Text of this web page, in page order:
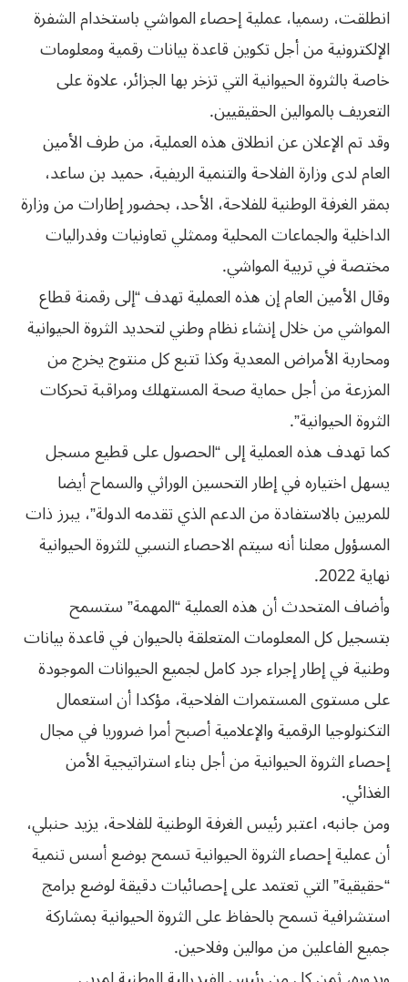
انطلقت، رسميا، عملية إحصاء المواشي باستخدام الشفرة
الإلكترونية من أجل تكوين قاعدة بيانات رقمية ومعلومات
خاصة بالثروة الحيوانية التي تزخر بها الجزائر، علاوة على
التعريف بالموالين الحقيقيين.
وقد تم الإعلان عن انطلاق هذه العملية، من طرف الأمين
العام لدى وزارة الفلاحة والتنمية الريفية، حميد بن ساعد،
بمقر الغرفة الوطنية للفلاحة، الأحد، بحضور إطارات من وزارة
الداخلية والجماعات المحلية وممثلي تعاونيات وفدراليات
مختصة في تربية المواشي.
وقال الأمين العام إن هذه العملية تهدف “إلى رقمنة قطاع
المواشي من خلال إنشاء نظام وطني لتحديد الثروة الحيوانية
ومحاربة الأمراض المعدية وكذا تتبع كل منتوج يخرج من
المزرعة من أجل حماية صحة المستهلك ومراقبة تحركات
الثروة الحيوانية”.
كما تهدف هذه العملية إلى “الحصول على قطيع مسجل
يسهل اختياره في إطار التحسين الوراثي والسماح أيضا
للمربين بالاستفادة من الدعم الذي تقدمه الدولة”، يبرز ذات
المسؤول معلنا أنه سيتم الاحصاء النسبي للثروة الحيوانية
نهاية 2022.
وأضاف المتحدث أن هذه العملية “المهمة” ستسمح
بتسجيل كل المعلومات المتعلقة بالحيوان في قاعدة بيانات
وطنية في إطار إجراء جرد كامل لجميع الحيوانات الموجودة
على مستوى المستمرات الفلاحية، مؤكدا أن استعمال
التكنولوجيا الرقمية والإعلامية أصبح أمرا ضروريا في مجال
إحصاء الثروة الحيوانية من أجل بناء استراتيجية الأمن
الغذائي.
ومن جانبه، اعتبر رئيس الغرفة الوطنية للفلاحة، يزيد حنبلي،
أن عملية إحصاء الثروة الحيوانية تسمح بوضع أسس تنمية
“حقيقية” التي تعتمد على إحصائيات دقيقة لوضع برامج
استشرافية تسمح بالحفاظ على الثروة الحيوانية بمشاركة
جميع الفاعلين من موالين وفلاحين.